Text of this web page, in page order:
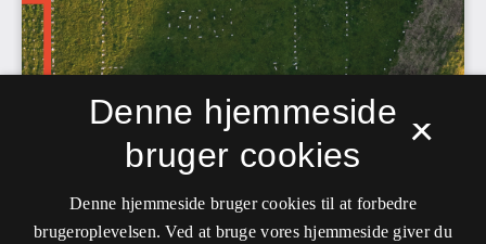
×
Denne hjemmeside
bruger cookies
Denne hjemmeside bruger cookies til at forbedre
brugeroplevelsen. Ved at bruge vores hjemmeside giver du